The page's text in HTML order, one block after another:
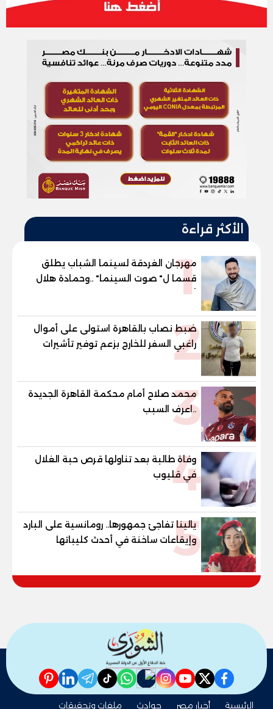
الأكثر قراءة
1
مهرجان الغردقة لسينما الشباب يطلق
قسما ل" صوت السينما" ..وحمادة هلال
أول المكرمين
2
ضبط نصاب بالقاهرة استولى على أموال
راغبي السفر للخارج بزعم توفير تأشيرات
3
محمد صلاح أمام محكمة القاهرة الجديدة
..اعرف السبب
4
وفاة طالبة بعد تناولها قرص حبة الغلال
في قليوب
5
يالينا تفاجئ جمهورها.. رومانسية على البارد
وإيقاعات ساخنة في أحدث كليباتها
facebook
twitter
youtube
instagram
nabd
whatsapp
tiktok
telegram
linkedin
pinterest
الرئيسية أخبار مصر حوادث ملفات وتحقيقات